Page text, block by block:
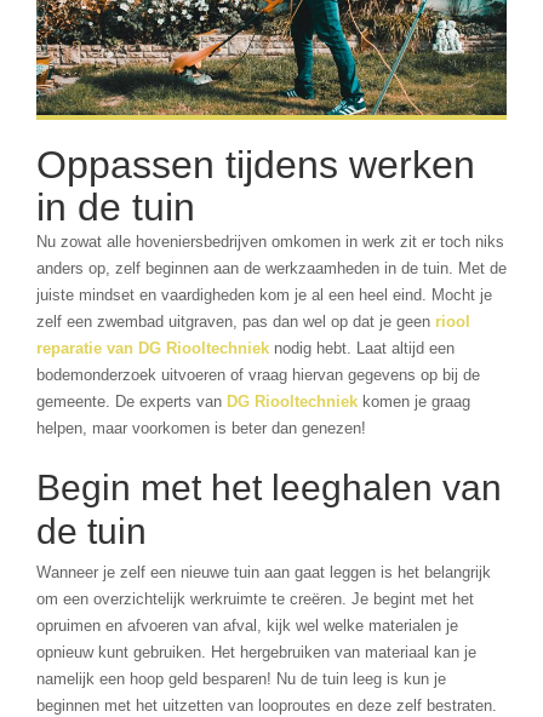
Oppassen tijdens werken
in de tuin
Nu zowat alle hoveniersbedrijven omkomen in werk zit er toch niks
anders op, zelf beginnen aan de werkzaamheden in de tuin. Met de
juiste mindset en vaardigheden kom je al een heel eind. Mocht je
zelf een zwembad uitgraven, pas dan wel op dat je geen riool
reparatie van DG Riooltechniek nodig hebt. Laat altijd een
bodemonderzoek uitvoeren of vraag hiervan gegevens op bij de
gemeente. De experts van DG Riooltechniek komen je graag
helpen, maar voorkomen is beter dan genezen!
Begin met het leeghalen van
de tuin
Wanneer je zelf een nieuwe tuin aan gaat leggen is het belangrijk
om een overzichtelijk werkruimte te creëren. Je begint met het
opruimen en afvoeren van afval, kijk wel welke materialen je
opnieuw kunt gebruiken. Het hergebruiken van materiaal kan je
namelijk een hoop geld besparen! Nu de tuin leeg is kun je
beginnen met het uitzetten van looproutes en deze zelf bestraten.